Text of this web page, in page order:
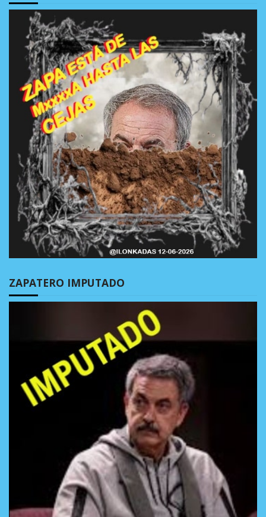
ZAPATERO IMPUTADO